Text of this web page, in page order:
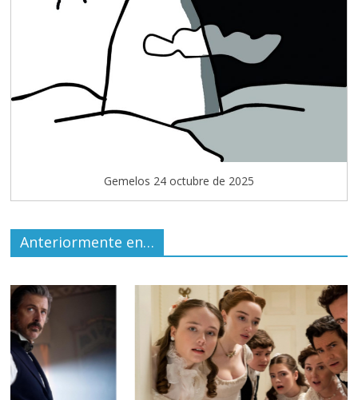
Gemelos 24 octubre de 2025
Anteriormente en…